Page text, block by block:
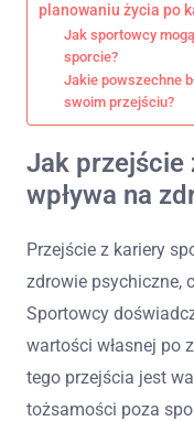
planowaniu życia po
Jak sportowcy
sporcie?
Jakie powszechne
swoim przejściu?
Jak przejście
wpływa na
Przejście z kariery
zdrowie psychiczne,
Sportowcy
wartości własnej po
tego przejścia jest
tożsamości poza